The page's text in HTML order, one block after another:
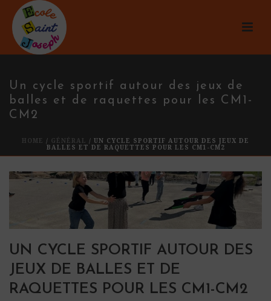
Un cycle sportif autour des jeux de
balles et de raquettes pour les CM1-
CM2
HOME / GÉNÉRAL
/ UN CYCLE SPORTIF AUTOUR DES JEUX DE
BALLES ET DE RAQUETTES POUR LES CM1-CM2
UN CYCLE SPORTIF AUTOUR DES
JEUX DE BALLES ET DE
RAQUETTES POUR LES CM1-CM2